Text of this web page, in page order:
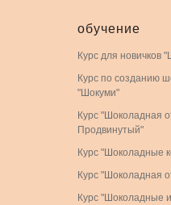
обучение
Курс для новичков
Курс по созданию
"Шокуми"
Курс "Шоколадная
Продвинутый"
Курс "Шоколадные
Курс "Шоколадная
Курс "Шоколадные